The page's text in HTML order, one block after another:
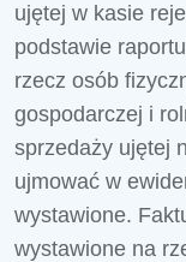
ujętej w kasie
podstawie
rzecz osób
gospodarczej i
sprzedaży ujętej
ujmować w
wystawione.
wystawione na